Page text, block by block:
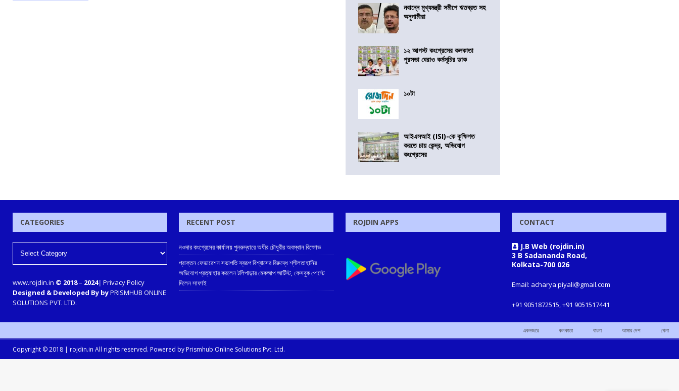
নবান্নে মুখ্যমন্ত্রী সমীপে ঋতব্রত সহ
অনুগামীরা
১২ আগস্ট কংগ্রেসের কলকাতা
পুরসভা ঘেরাও কর্মসূচির ডাক
১০টা
আইএসআই (ISI)-কে কুক্ষিগত
করতে চায় কেন্দ্র, অভিযোগ
কংগ্রেসের
CATEGORIES
www.rojdin.in © 2018– 2024| Privacy Policy
Designed & Developed By byPRISMHUB ONLINE
SOLUTIONS PVT. LTD.
RECENT POST
নওদার কংগ্রেসের কার্যালয় পুনরুদ্ধারে অধীর চৌধুরীর অবস্থান বিক্ষোভ
প্রাক্তন ফেডারেশন সভাপতি স্বরূপ বিশ্বাসের বিরুদ্ধে শ্লীলতাহানির
অভিযোগ প্রত্যাহার করলেন টলিপাড়ার মেকআপ আর্টিস্ট, ফেসবুক পোস্টে
দিলেন সাফাই
ROJDIN APPS CONTACT
J.B Web (rojdin.in)
3 B Sadananda Road,
Kolkata-700 026
Email: acharya.piyali@gmail.com
+91 9051872515, +91 9051517441
একনজরে কলকাতা বাংলা আমার দেশ খেলা
Copyright © 2018 | rojdin.in All rights reserved. Powered by Prismhub Online Solutions Pvt. Ltd.